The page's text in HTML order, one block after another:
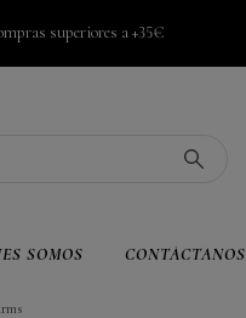
superiores a +35€
SOMOS CONTÁCTANOS